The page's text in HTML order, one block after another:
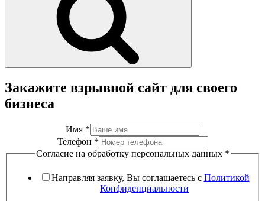
Закажите взрывной сайт для своего
бизнеса
Имя *
Телефон *
Согласие на обработку персональных данных *
Направляя заявку, Вы соглашаетесь с Политикой
Конфиденциальности